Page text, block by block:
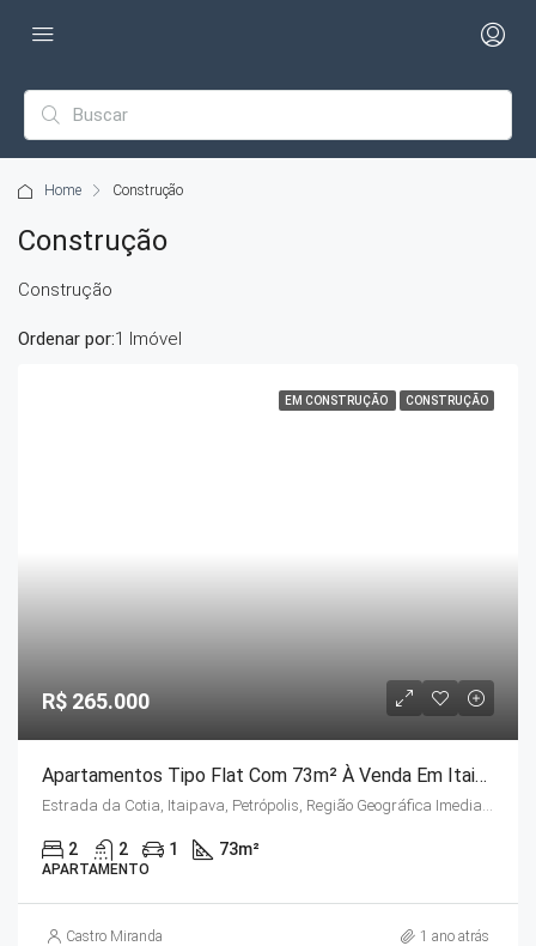
Home Construção
Construção
Construção
1 Imóvel
Ordenar por:
EM CONSTRUÇÃO CONSTRUÇÃO
R$ 265.000
Apartamentos Tipo Flat Com 73m² À Venda Em Itaipava, Petrópolis/RJ
2 2 1 73m²
APARTAMENTO
Castro Miranda 1 ano atrás